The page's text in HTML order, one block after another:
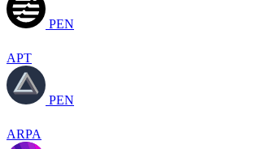
PEN
APT
PEN
ARPA